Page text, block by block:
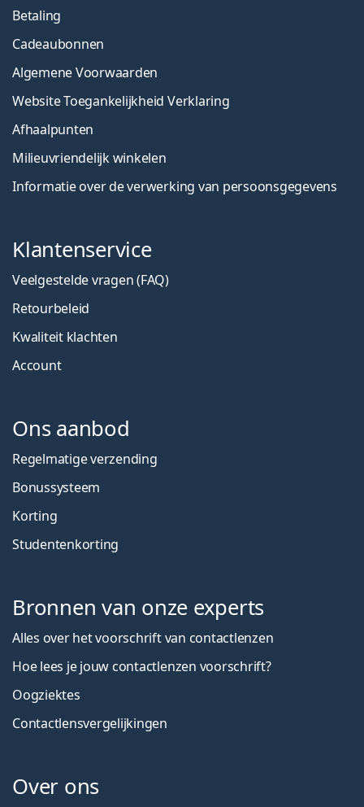
Betaling
Cadeaubonnen
Algemene Voorwaarden
Website Toegankelijkheid Verklaring
Afhaalpunten
Milieuvriendelijk winkelen
Informatie over de verwerking van persoonsgegevens
Klantenservice
Veelgestelde vragen (FAQ)
Retourbeleid
Kwaliteit klachten
Account
Ons aanbod
Regelmatige verzending
Bonussysteem
Korting
Studentenkorting
Bronnen van onze experts
Alles over het voorschrift van contactlenzen
Hoe lees je jouw contactlenzen voorschrift?
Oogziektes
Contactlensvergelijkingen
Over ons